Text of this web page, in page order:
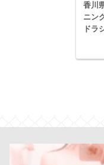
香川
ニン
ドラ
迎の